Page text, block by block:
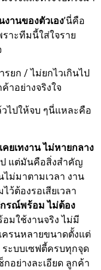
งานของตัวเอง’นี่คือ
าะทีมนี้ใส่ใจราย
ยก / ไม่ยกไวเกินไป
าอย่างจริงใจ
ไปให้จบ ๆนี่แหละคือ
คยเทงาน ไม่หายกลาง
ป แต่มันคือสิ่งสำคัญ
ไม่มาตามเวลา งาน
ว้ต้องรอเสียเวลา
รณ์พร้อม ไม่ต้อง
มใช้งานจริง ไม่มี
ครนหลายขนาดตั้งแต่
ะบบเซฟตี้ครบทุกจุด
อย่างละเอียด ลูกค้า